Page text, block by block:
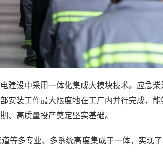
建设中采用一体化集成大模块技术。应急
安装工作最大限度地在工厂内并行完成，
、高质量投产奠定坚实基础。
等多专业、多系统高度集成于一体，实现